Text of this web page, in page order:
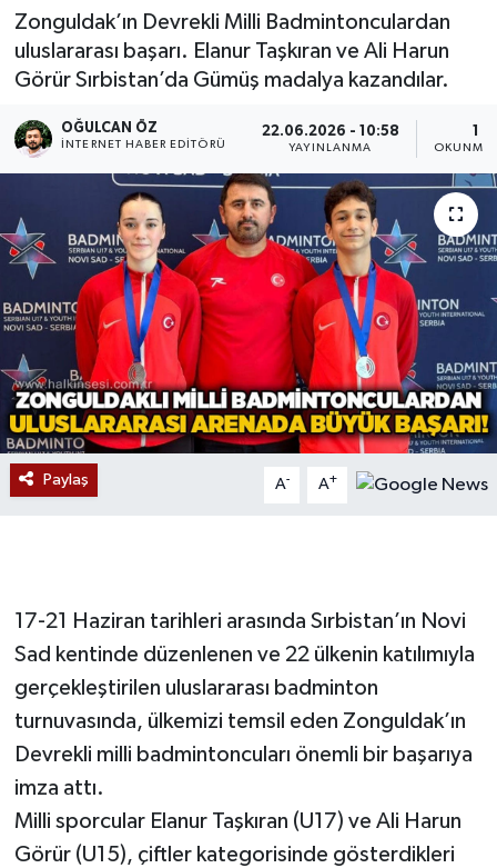
Zonguldak’ın Devrekli Milli Badmintonculardan
uluslararası başarı. Elanur Taşkıran ve Ali Harun
Görür Sırbistan’da Gümüş madalya kazandılar.
OĞULCAN ÖZ
İNTERNET HABER EDITÖRÜ
22.06.2026 - 10:58
YAYINLANMA
1
OKUNMA
Paylaş A- A+
17-21 Haziran tarihleri arasında Sırbistan’ın Novi
Sad kentinde düzenlenen ve 22 ülkenin katılımıyla
gerçekleştirilen uluslararası badminton
turnuvasında, ülkemizi temsil eden Zonguldak’ın
Devrekli milli badmintoncuları önemli bir başarıya
imza attı.
Milli sporcular Elanur Taşkıran (U17) ve Ali Harun
Görür (U15), çiftler kategorisinde gösterdikleri
Karabük
Devrek
Bolu
ÇEVRE
BİLİM VE TEKNOLOJİ
DUNYA
Düzce
Eğitim
Gökçebey
GÜNDEM
Kilimli
Kültür - Sanat